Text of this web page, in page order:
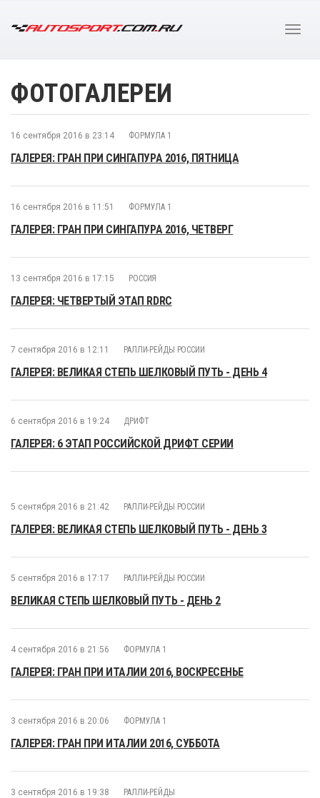
ФОТОГАЛЕРЕИ
16 сентября 2016 в 23:14 ФОРМУЛА 1
ГАЛЕРЕЯ: ГРАН ПРИ СИНГАПУРА 2016, ПЯТНИЦА
16 сентября 2016 в 11:51 ФОРМУЛА 1
ГАЛЕРЕЯ: ГРАН ПРИ СИНГАПУРА 2016, ЧЕТВЕРГ
13 сентября 2016 в 17:15 РОССИЯ
ГАЛЕРЕЯ: ЧЕТВЕРТЫЙ ЭТАП RDRC
7 сентября 2016 в 12:11 РАЛЛИ-РЕЙДЫ РОССИИ
ГАЛЕРЕЯ: ВЕЛИКАЯ СТЕПЬ ШЕЛКОВЫЙ ПУТЬ - ДЕНЬ 4
6 сентября 2016 в 19:24 ДРИФТ
ГАЛЕРЕЯ: 6 ЭТАП РОССИЙСКОЙ ДРИФТ СЕРИИ
5 сентября 2016 в 21:42 РАЛЛИ-РЕЙДЫ РОССИИ
ГАЛЕРЕЯ: ВЕЛИКАЯ СТЕПЬ ШЕЛКОВЫЙ ПУТЬ - ДЕНЬ 3
5 сентября 2016 в 17:17 РАЛЛИ-РЕЙДЫ РОССИИ
ВЕЛИКАЯ СТЕПЬ ШЕЛКОВЫЙ ПУТЬ - ДЕНЬ 2
4 сентября 2016 в 21:56 ФОРМУЛА 1
ГАЛЕРЕЯ: ГРАН ПРИ ИТАЛИИ 2016, ВОСКРЕСЕНЬЕ
3 сентября 2016 в 20:06 ФОРМУЛА 1
ГАЛЕРЕЯ: ГРАН ПРИ ИТАЛИИ 2016, СУББОТА
3 сентября 2016 в 19:38 РАЛЛИ-РЕЙДЫ